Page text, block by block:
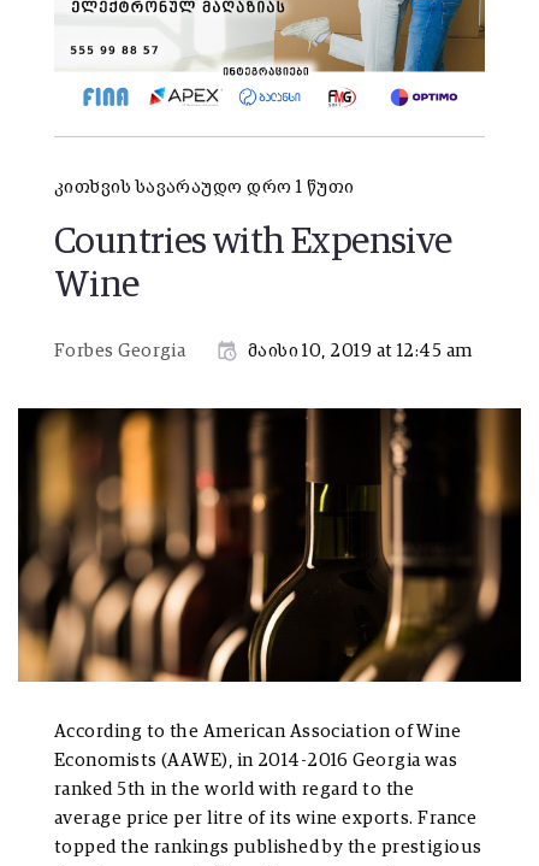
კითხვის სავარაუდო დრო 1 წუთი
Countries with Expensive
Wine
Forbes Georgia მაისი 10, 2019 at 12:45 am
According to the American Association of Wine
Economists (AAWE), in 2014-2016 Georgia was
ranked 5th in the world with regard to the
average price per litre of its wine exports. France
topped the rankings published by the prestigious